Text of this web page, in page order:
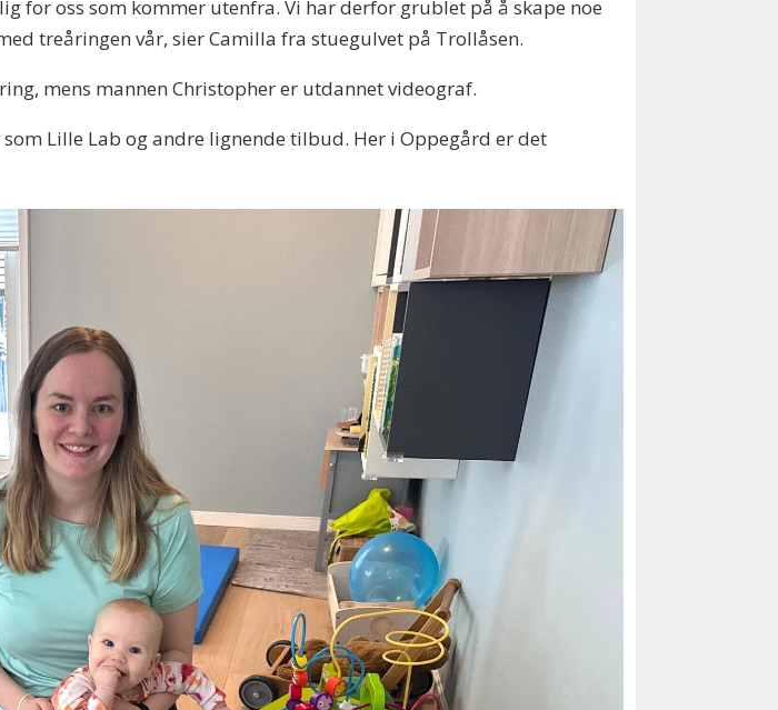
for oss som kommer utenfra. Vi har derfor grublet på å skape noe
treåringen vår, sier Camilla fra stuegulvet på Trollåsen.
mens mannen Christopher er utdannet videograf.
Lille Lab og andre lignende tilbud. Her i Oppegård er det